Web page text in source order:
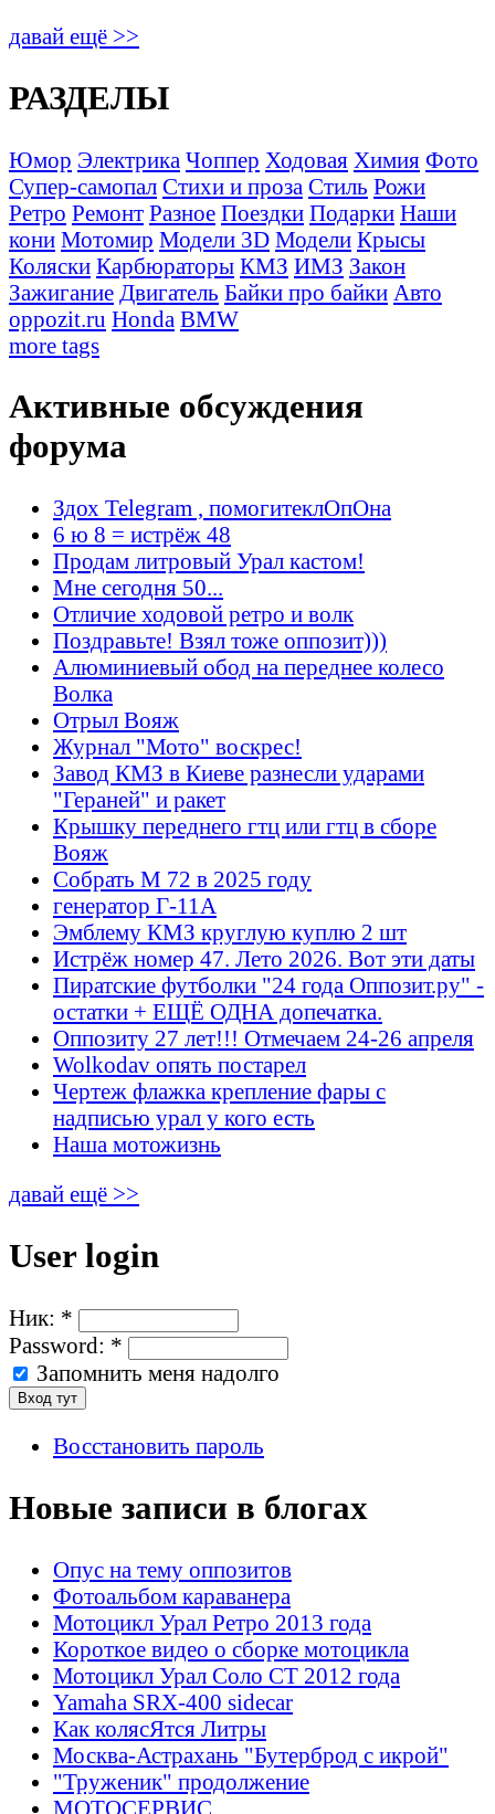
давай ещё >>
РАЗДЕЛЫ
Юмор Электрика Чоппер Ходовая Химия Фото
Супер-самопал Стихи и проза Стиль Рожи
Ретро Ремонт Разное Поездки Подарки Наши
кони Мотомир Модели 3D Модели Крысы
Коляски Карбюраторы КМЗ ИМЗ Закон
Зажигание Двигатель Байки про байки Авто
oppozit.ru Honda BMW
more tags
Активные обсуждения
форума
Здох Telegram , помогитеклОпОна
6 ю 8 = истрёж 48
Продам литровый Урал кастом!
Мне сегодня 50...
Отличие ходовой ретро и волк
Поздравьте! Взял тоже оппозит)))
Алюминиевый обод на переднее колесо
Волка
Отрыл Вояж
Журнал "Мото" воскрес!
Завод КМЗ в Киеве разнесли ударами
"Гераней" и ракет
Крышку переднего гтц или гтц в сборе
Вояж
Собрать М 72 в 2025 году
генератор Г-11А
Эмблему КМЗ круглую куплю 2 шт
Истрёж номер 47. Лето 2026. Вот эти даты
Пиратские футболки "24 года Оппозит.ру" -
остатки + ЕЩЁ ОДНА допечатка.
Оппозиту 27 лет!!! Отмечаем 24-26 апреля
Wolkodav опять постарел
Чертеж флажка крепление фары с
надписью урал у кого есть
Наша мотожизнь
давай ещё >>
User login
Ник: *
Password: *
Запомнить меня надолго
Восстановить пароль
Новые записи в блогах
Опус на тему оппозитов
Фотоальбом караванера
Мотоцикл Урал Ретро 2013 года
Короткое видео о сборке мотоцикла
Мотоцикл Урал Соло СТ 2012 года
Yamaha SRX-400 sidecar
Как колясЯтся Литры
Москва-Астрахань "Бутерброд с икрой"
"Труженик" продолжение
МОТОСЕРВИС